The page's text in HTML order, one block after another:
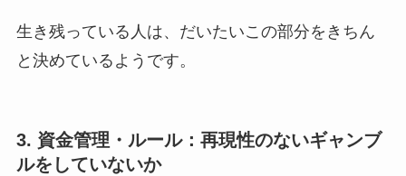
生き残っている人は、だいたいこの部分をきちん
と決めているようです。
3. 資金管理・ルール：再現性のないギャンブ
ルをしていないか